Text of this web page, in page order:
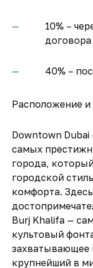
10% –
договора
40% –
Расположение
Downtown Dubai
самых
города,
городской
комфорта.
Burj Khalifa —
культовый
захватывающее
крупнейший в